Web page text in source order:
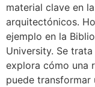
material clave en
arquitectónicos.
ejemplo en la
University. Se
explora cómo una
puede